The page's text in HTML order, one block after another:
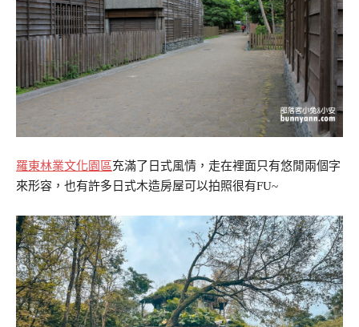
羅東林業文化園區充滿了日式風情，走在裡面只有悠閒兩個字
來形容，也有許多日式木造房屋可以拍照很有FU~